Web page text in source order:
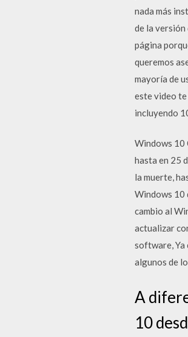
nada más
de la versión
página
queremos
mayoría de
este video
incluyendo
Windows 10
hasta en 25
la muerte,
Windows 10
cambio al
actualizar
software, Ya
algunos de
A
10